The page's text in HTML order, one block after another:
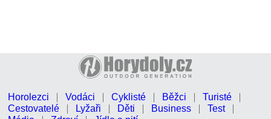
Horolezci Vodáci Cyklisté Běžci
Turisté
Cestovatelé
Lyžaři Děti Business
Test